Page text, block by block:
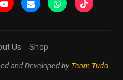
Us Shop
and Developed by Team Tudo